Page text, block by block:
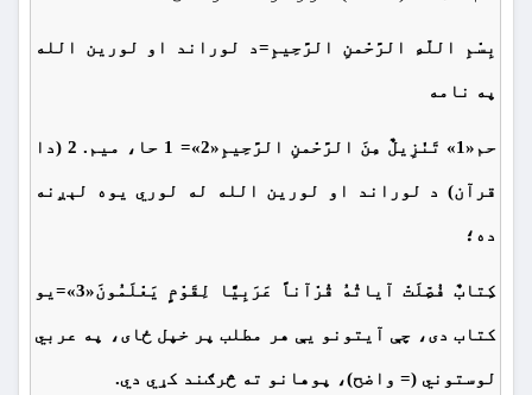
بِسْمِ اللّهِ الرَّحْمنِ الرَّحِیمِ=د لوراند او لورین الله
په نامه
حم«1» تَنْزِیلٌ مِنَ الرَّحْمنِ الرَّحِیمِ«2»= 1 حا، ميم. 2 (دا
قرآن) د لوراند او لورين الله له لوري یوه لېږنه
ده؛
کِتابٌ فُصِّلَتْ آیاتُهُ قُرْآناً عَرَبِیًّا لِقَوْمٍ یَعْلَمُونَ«3»=يو
کتاب دى، چې آيتونو يې هر مطلب پر خپل ځاى، په عربي
لوستوني (= واضح)، پوهانو ته څرګند کړي دي.